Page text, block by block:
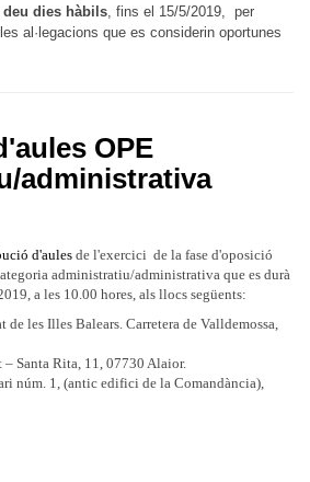
dies hàbils, fins el 15/5/2019, per
al·legacions que es considerin oportunes
OPE
administrativa
d'aules de l'exercici de la fase d'oposició
administratiu/administrativa que es durà
a les 10.00 hores, als llocs següents:
les Illes Balears. Carretera de Valldemossa,
Santa Rita, 11, 07730 Alaior.
núm. 1, (antic edifici de la Comandància),